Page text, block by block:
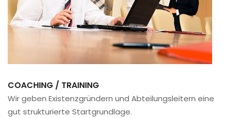
COACHING / TRAINING
Wir geben Existenzgründern und Abteilungsleitern eine
gut strukturierte Startgrundlage.